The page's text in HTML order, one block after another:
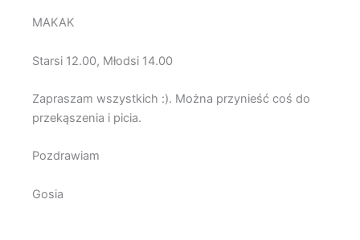
MAKAK
Starsi 12.00, Młodsi 14.00
Zapraszam wszystkich :). Można przynieść coś do
przekąszenia i picia.
Pozdrawiam
Gosia